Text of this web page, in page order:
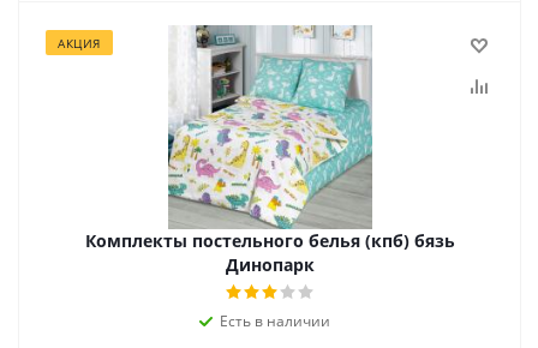
АКЦИЯ
Комплекты постельного белья (кпб) бязь
Динопарк
Есть в наличии